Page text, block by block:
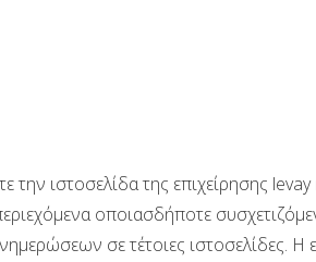
ιστοσελίδα της επιχείρησης levay
οποιασδήποτε
σε τέτοιες ιστοσελίδες. Η